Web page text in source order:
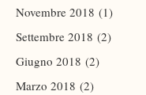
Novembre 2018 (1)
Settembre 2018 (2)
Giugno 2018 (2)
Marzo 2018 (2)